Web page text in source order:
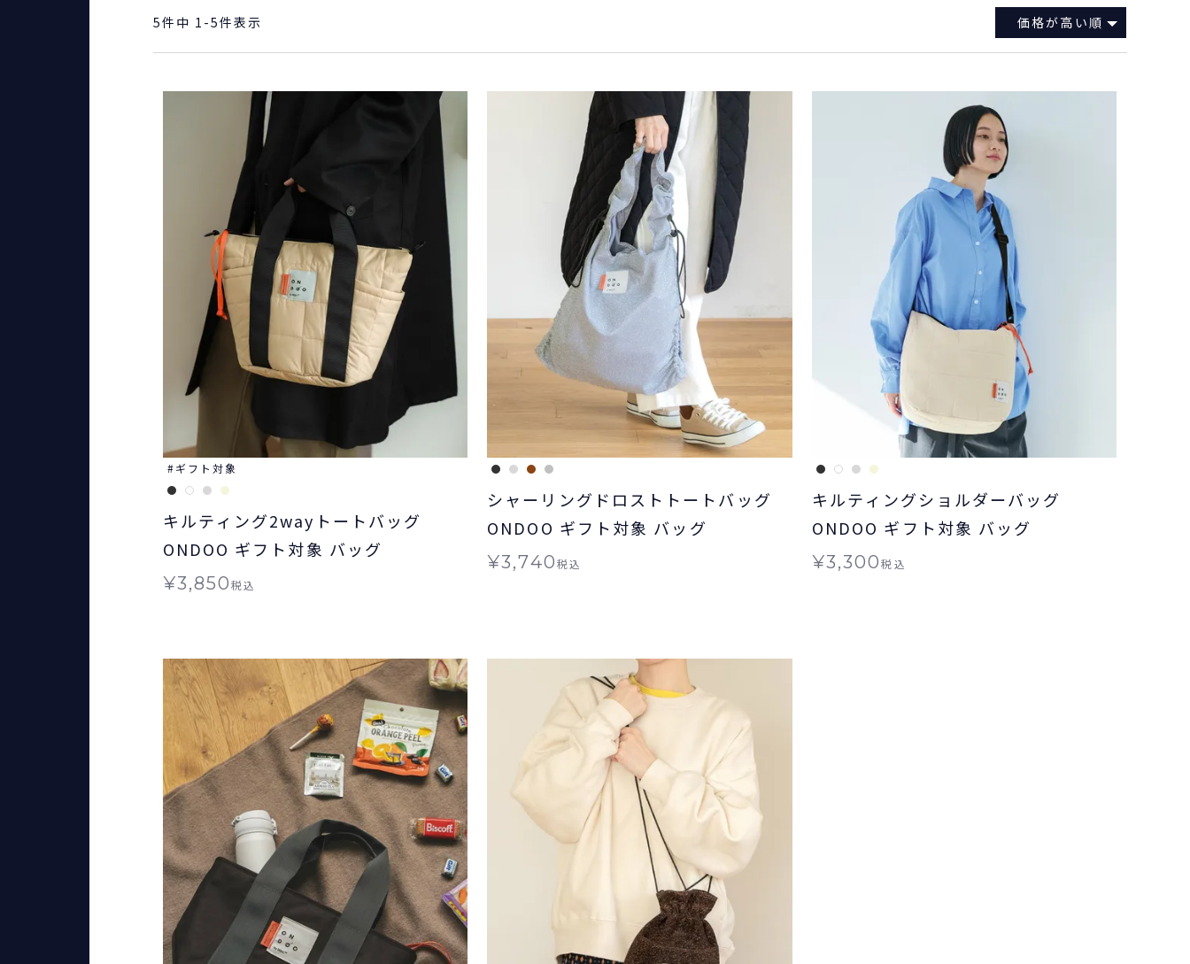
価格が高い順
5件中 1 -5件表示
ギフト対象
キルティング2wayトートバッグ
ONDOO ギフト対象 バッグ
¥3,850税込
シャーリングドロストトートバッグ
ONDOO ギフト対象 バッグ
¥3,740税込
キルティングショルダーバッグ
ONDOO ギフト対象 バッグ
¥3,300税込